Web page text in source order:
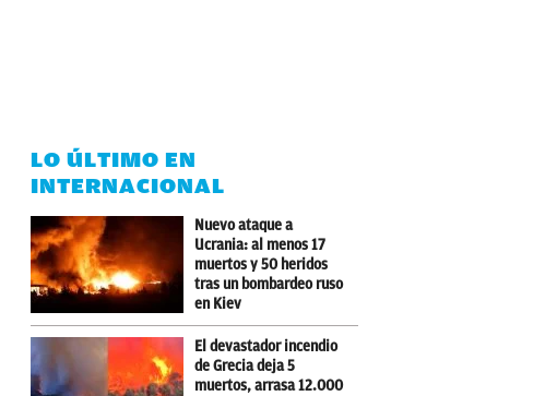
LO ÚLTIMO EN
INTERNACIONAL
Nuevo ataque a
Ucrania: al menos 17
muertos y 50 heridos
tras un bombardeo ruso
en Kiev
El devastador incendio
de Grecia deja 5
muertos, arrasa 12.000